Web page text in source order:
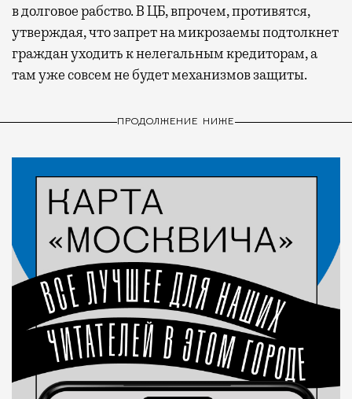
в долговое рабство. В ЦБ, впрочем, противятся,
утверждая, что запрет на микрозаемы подтолкнет
граждан уходить к нелегальным кредиторам, а
там уже совсем не будет механизмов защиты.
ПРОДОЛЖЕНИЕ НИЖЕ